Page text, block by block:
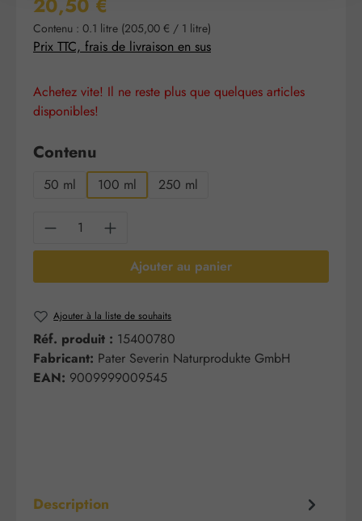
20,50 €
Contenu : 0.1 litre (205,00 € / 1 litre)
Prix TTC, frais de livraison en sus
Achetez vite! Il ne reste plus que quelques articles
disponibles!
Sélectionnez
Contenu
50 ml 100 ml 250 ml
Quantité de produit : Entrez la quantité
Ajouter au panier
Ajouter à la liste de souhaits
Réf. produit : 15400780
Fabricant: Pater Severin Naturprodukte GmbH
EAN: 9009999009545
Description